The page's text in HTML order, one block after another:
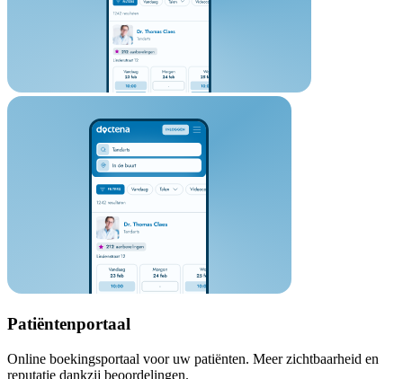
Patiëntenportaal
Online boekingsportaal voor uw patiënten. Meer zichtbaarheid en
reputatie dankzij beoordelingen.